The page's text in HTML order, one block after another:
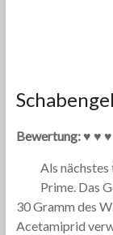
Bewertung: ♥ ♥
Als
Prime. Das
30 Gramm des
Acetamiprid